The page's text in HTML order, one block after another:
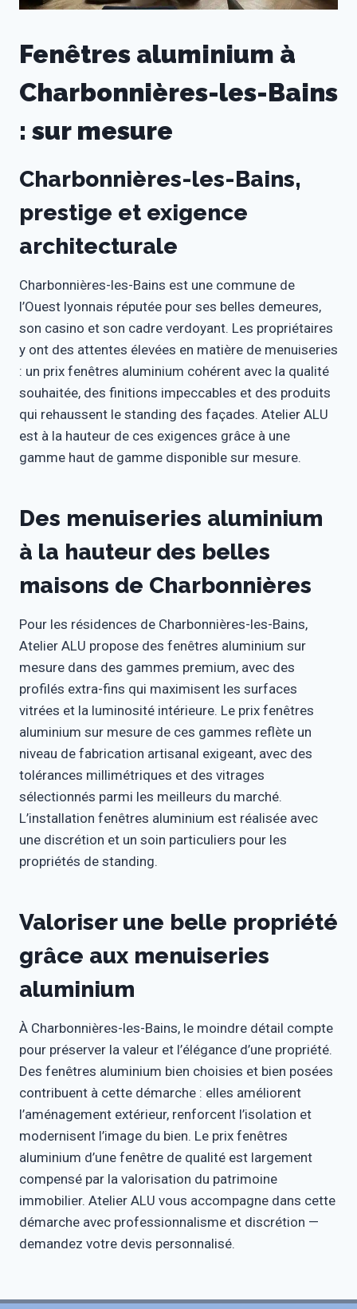
Fenêtres aluminium à
Charbonnières-les-Bains
: sur mesure
Charbonnières-les-Bains,
prestige et exigence
architecturale
Charbonnières-les-Bains est une commune de
l’Ouest lyonnais réputée pour ses belles demeures,
son casino et son cadre verdoyant. Les propriétaires
y ont des attentes élevées en matière de menuiseries
: un prix fenêtres aluminium cohérent avec la qualité
souhaitée, des finitions impeccables et des produits
qui rehaussent le standing des façades. Atelier ALU
est à la hauteur de ces exigences grâce à une
gamme haut de gamme disponible sur mesure.
Des menuiseries aluminium
à la hauteur des belles
maisons de Charbonnières
Pour les résidences de Charbonnières-les-Bains,
Atelier ALU propose des fenêtres aluminium sur
mesure dans des gammes premium, avec des
profilés extra-fins qui maximisent les surfaces
vitrées et la luminosité intérieure. Le prix fenêtres
aluminium sur mesure de ces gammes reflète un
niveau de fabrication artisanal exigeant, avec des
tolérances millimétriques et des vitrages
sélectionnés parmi les meilleurs du marché.
L’installation fenêtres aluminium est réalisée avec
une discrétion et un soin particuliers pour les
propriétés de standing.
Valoriser une belle propriété
grâce aux menuiseries
aluminium
À Charbonnières-les-Bains, le moindre détail compte
pour préserver la valeur et l’élégance d’une propriété.
Des fenêtres aluminium bien choisies et bien posées
contribuent à cette démarche : elles améliorent
l’aménagement extérieur, renforcent l’isolation et
modernisent l’image du bien. Le prix fenêtres
aluminium d’une fenêtre de qualité est largement
compensé par la valorisation du patrimoine
immobilier. Atelier ALU vous accompagne dans cette
démarche avec professionnalisme et discrétion —
demandez votre devis personnalisé.